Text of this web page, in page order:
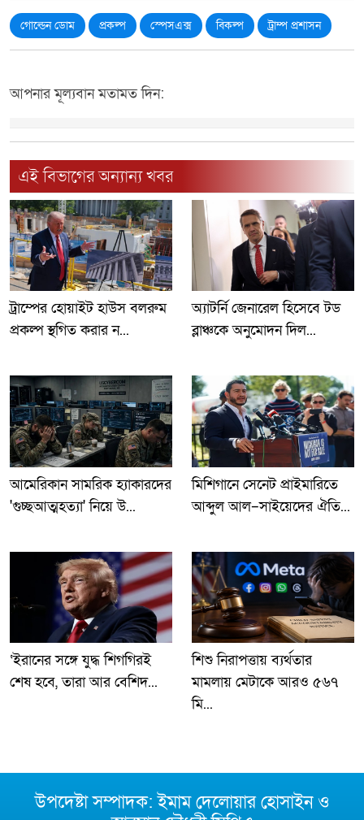
গোল্ডেন ডোম প্রকল্প স্পেসএক্স বিকল্প ট্রাম্প প্রশাসন
আপনার মূল্যবান মতামত দিন:
এই বিভাগের অন্যান্য খবর
ট্রাম্পের হোয়াইট হাউস বলরুম
প্রকল্প স্থগিত করার ন...
অ্যাটর্নি জেনারেল হিসেবে টড
ব্লাঞ্চকে অনুমোদন দিল...
আমেরিকান সামরিক হ্যাকারদের
'গুচ্ছআত্মহত্যা' নিয়ে উ...
মিশিগানে সেনেট প্রাইমারিতে
আব্দুল আল–সাইয়েদের ঐতি...
‘ইরানের সঙ্গে যুদ্ধ শিগগিরই
শেষ হবে, তারা আর বেশিদ...
শিশু নিরাপত্তায় ব্যর্থতার
মামলায় মেটাকে আরও ৫৬৭
মি...
উপদেষ্টা সম্পাদক: ইমাম দেলোয়ার হোসাইন ও